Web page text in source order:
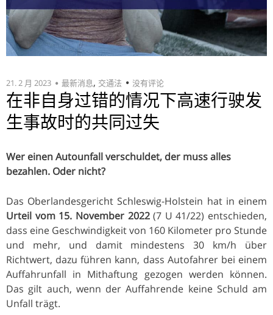
21. 2 月 2023 最新消息, 交通法 没有评论
在非自身过错的情况下高速行驶发
生事故时的共同过失
Wer einen Autounfall verschuldet, der muss alles
bezahlen. Oder nicht?
Das Oberlandesgericht Schleswig-Holstein hat in einem
Urteil vom 15. November 2022(7 U 41/22) entschieden,
dass eine Geschwindigkeit von 160 Kilometer pro Stunde
und mehr, und damit mindestens 30 km/h über
Richtwert, dazu führen kann, dass Autofahrer bei einem
Auffahrunfall in Mithaftung gezogen werden können.
Das gilt auch, wenn der Auffahrende keine Schuld am
Unfall trägt.